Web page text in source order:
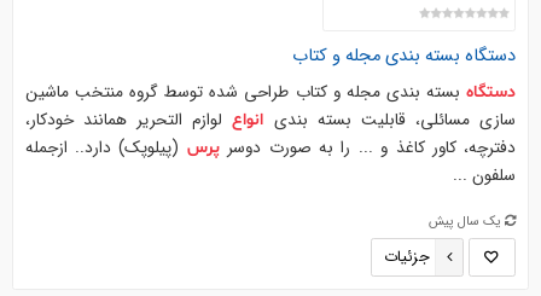
دستگاهبسته بندی مجله و کتاب
دستگاهبسته بندی مجله و کتاب طراحی شده توسط گروه منتخب ماشین
سازی مسائلی، قابلیت بسته بندی انواعلوازم التحریر همانند خودکار،
دفترچه، کاور کاغذ و ... را به صورت دوسرپرس (پیلوپک) دارد.. ازجمله
سلفون ...
یک سال پیش
جزئیات